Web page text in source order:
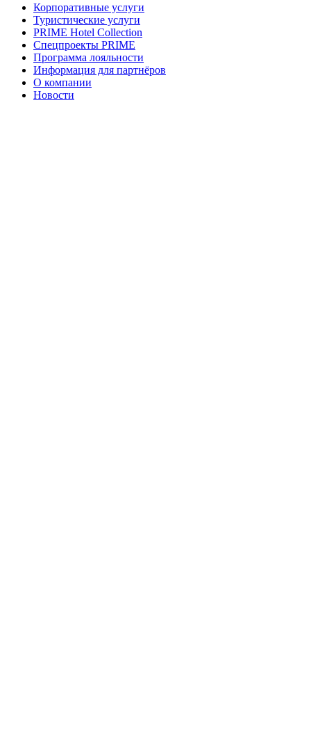
Корпоративные услуги
Туристические услуги
PRIME Hotel Collection
Спецпроекты PRIME
Программа лояльности
Информация для партнёров
О компании
Новости